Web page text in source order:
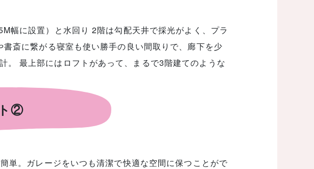
幅に設置）と水回り 2階は勾配天井で採光がよく、プラ
斎に繋がる寝室も使い勝手の良い間取りで、廊下を少
。 最上部にはロフトがあって、まるで3階建てのような
②
単。ガレージをいつも清潔で快適な空間に保つことがで